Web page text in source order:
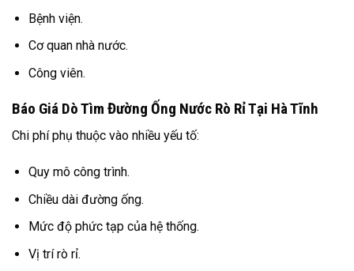
Bệnh viện.
Cơ quan nhà nước.
Công viên.
Báo Giá Dò Tìm Đường Ống Nước Rò Rỉ Tại Hà Tĩnh
Chi phí phụ thuộc vào nhiều yếu tố:
Quy mô công trình.
Chiều dài đường ống.
Mức độ phức tạp của hệ thống.
Vị trí rò rỉ.